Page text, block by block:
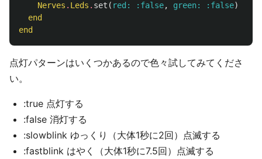
Nerves . Leds . set ( red: :false, green: :false)
end
end
点灯パターンはいくつかあるので色々試してみてくださ
い。
:true 点灯する
:false 消灯する
:slowblink ゆっくり（大体1秒に2回）点滅する
:fastblink はやく（大体1秒に7.5回）点滅する